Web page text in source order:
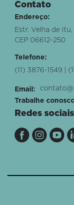
Contato
Endereço:
Estr. Velha de
CEP 06612-250
Telefone:
(11) 3876-1549 |
Email:
Trabalhe
Redes sociais